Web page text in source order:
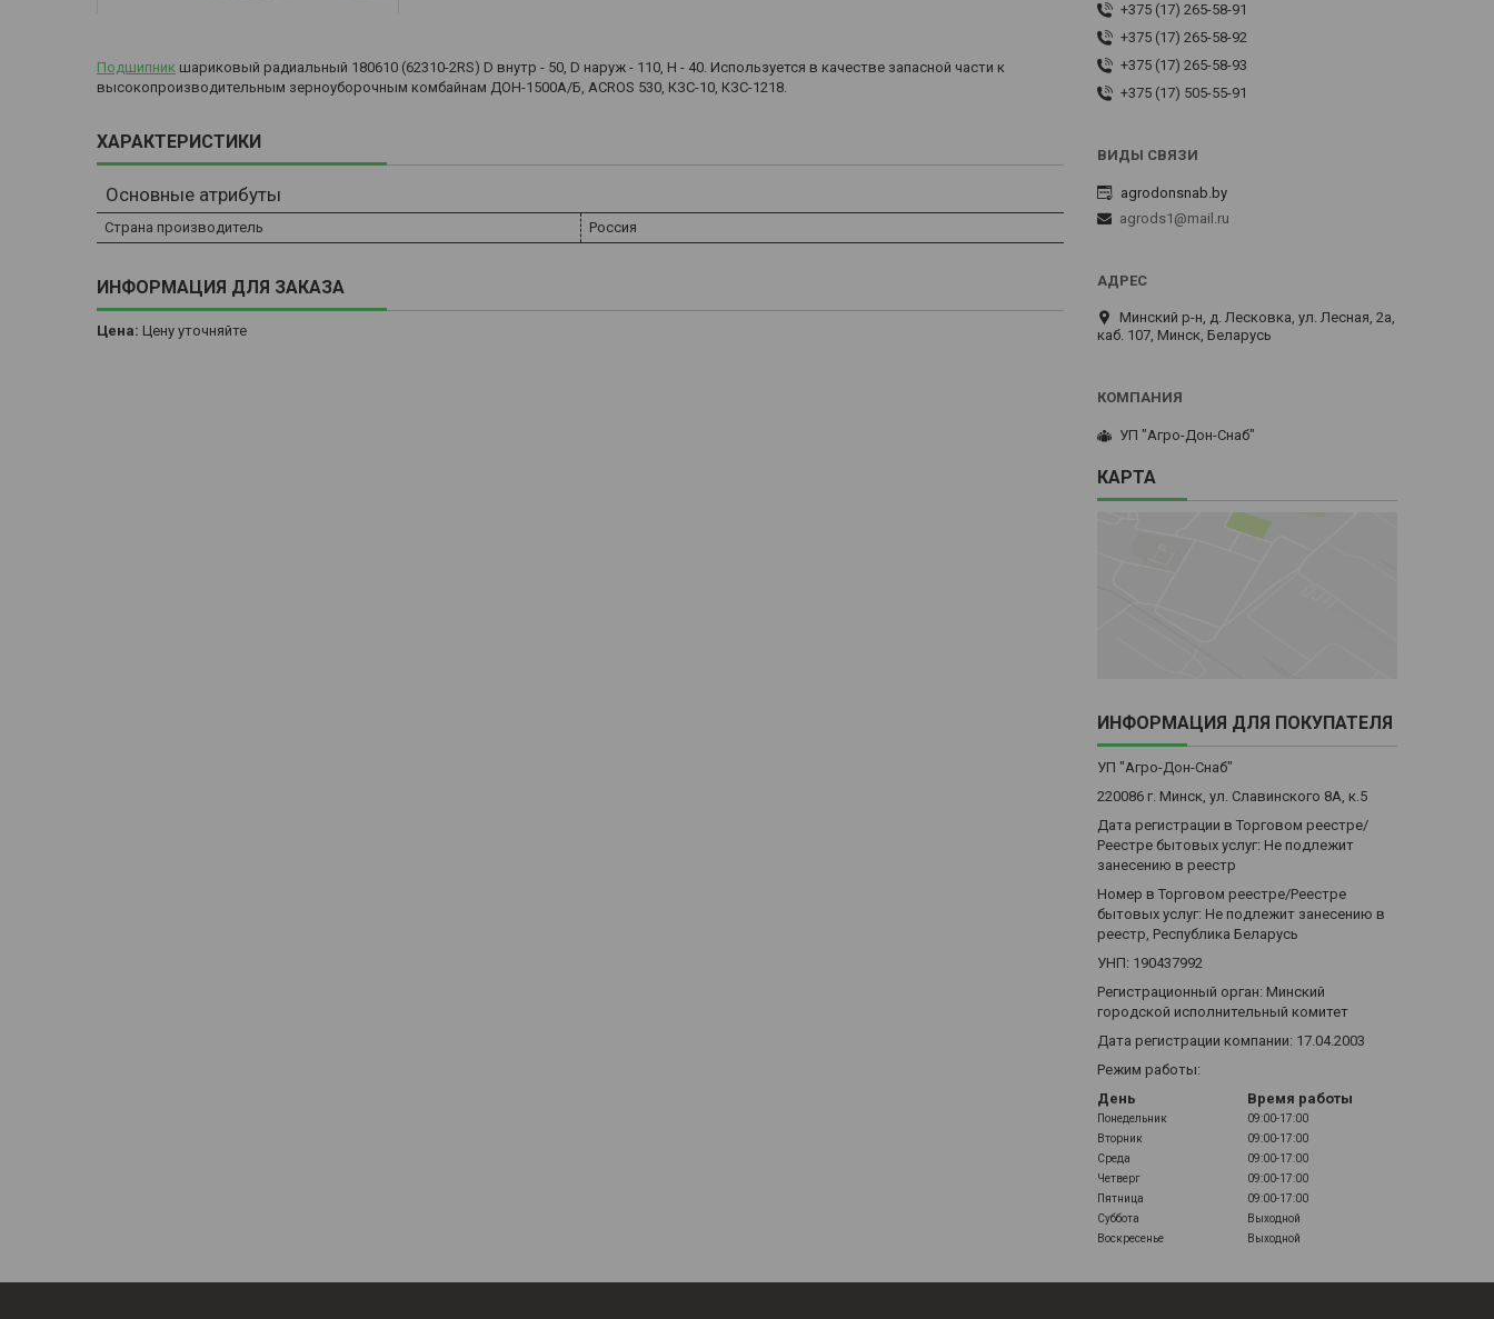
Подшипник шариковый радиальный 180610 (62310-2RS) D внутр - 50, D наруж - 110, H - 40. Используется в качестве запасной части к
высокопроизводительным зерноуборочным комбайнам ДОН-1500А/Б, ACROS 530, КЗС-10, КЗС-1218.
ХАРАКТЕРИСТИКИ
Основные атрибуты
Страна производитель Россия
ИНФОРМАЦИЯ ДЛЯ ЗАКАЗА
Цена: Цену уточняйте
+375 (17) 265-58-91
+375 (17) 265-58-92
+375 (17) 265-58-93
+375 (17) 505-55-91
agrodonsnab.by
agrods1@mail.ru
Минский р-н, д. Лесковка, ул. Лесная, 2а,
каб. 107, Минск, Беларусь
УП "Агро-Дон-Снаб"
КАРТА
ИНФОРМАЦИЯ ДЛЯ ПОКУПАТЕЛЯ
УП "Агро-Дон-Снаб"
220086 г. Минск, ул. Славинского 8А, к.5
Дата регистрации в Торговом реестре/
Реестре бытовых услуг: Не подлежит
занесению в реестр
Номер в Торговом реестре/Реестре
бытовых услуг: Не подлежит занесению в
реестр, Республика Беларусь
УНП: 190437992
Регистрационный орган: Минский
городской исполнительный комитет
Дата регистрации компании: 17.04.2003
Режим работы:
День
Время работы
Понедельник
09:00-17:00
Вторник
09:00-17:00
Среда
09:00-17:00
Четверг
09:00-17:00
Пятница
09:00-17:00
Суббота
Выходной
Воскресенье
Выходной